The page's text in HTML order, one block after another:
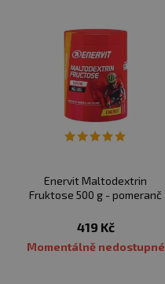
Enervit Maltodextrin
Fruktose 500 g - pomeranč
419 Kč
Momentálně nedostupné